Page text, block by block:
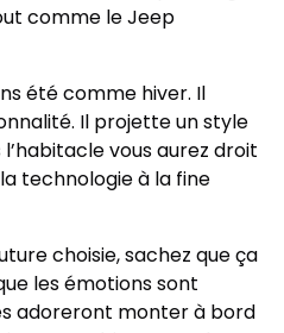
comme le Jeep
été comme hiver. Il
Il projette un style
vous aurez droit
technologie à la fine
choisie, sachez que ça
les émotions sont
adoreront monter à bord